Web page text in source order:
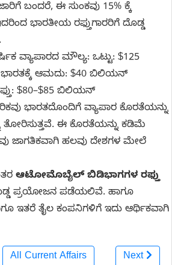
ಬಂದರೆ, ಈ ಸುಂಕವು 15% ಕ್ಕೆ
ಭಾರತೀಯ ರಫ್ತುಗಾರರಿಗೆ ದೊಡ್ಡ
ವ್ಯಾಪಾರದ ಮೌಲ್ಯ: ಒಟ್ಟು: $125
ಆಮದು: $40 ಬಿಲಿಯನ್
$80–$85 ಬಿಲಿಯನ್
ಭಾರತದೊಂದಿಗೆ ವ್ಯಾಪಾರ ಕೊರತೆಯನ್ನು
ತೋರಿಸುತ್ತವೆ. ಈ ಕೊರತೆಯನ್ನು ಕಡಿಮೆ
ಜಾಗತಿಕವಾಗಿ ಹಲವು ದೇಶಗಳ ಮೇಲೆ
ಆಟೋಮೊಬೈಲ್ ಬಿಡಿಭಾಗಗಳ ರಫ್ತು
ಪ್ರಯೋಜನ ಪಡೆಯಲಿವೆ. ಹಾಗೂ
ಇತರೆ ತೈಲ ಕಂಪನಿಗಳಿಗೆ ಇದು ಆರ್ಥಿಕವಾಗಿ
All Current Affairs Next